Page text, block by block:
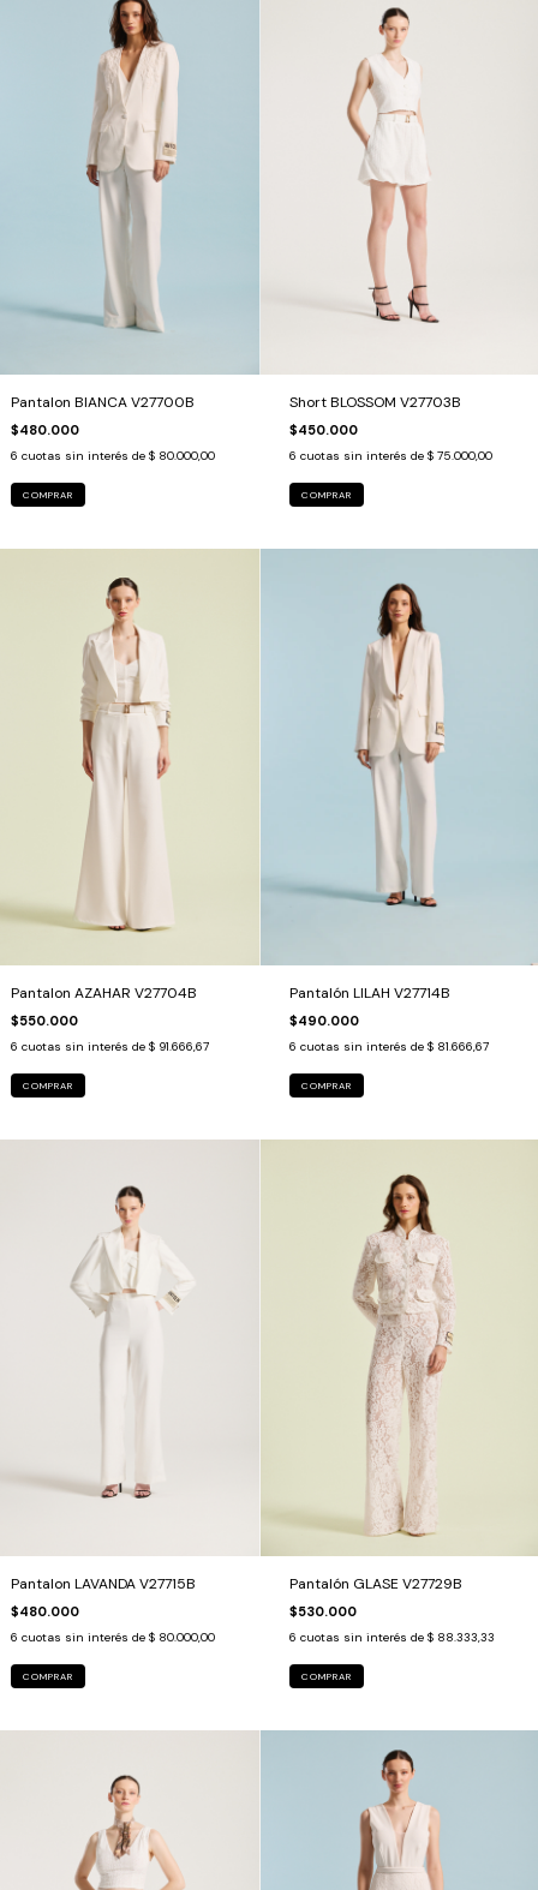
Pantalon BIANCA V27700B
$480.000
6 cuotas sin interés de $ 80.000,00
COMPRAR
Short BLOSSOM V27703B
$450.000
6 cuotas sin interés de $ 75.000,00
COMPRAR
Pantalon AZAHAR V27704B
$550.000
6 cuotas sin interés de $ 91.666,67
COMPRAR
Pantalón LILAH V27714B
$490.000
6 cuotas sin interés de $ 81.666,67
COMPRAR
Pantalon LAVANDA V27715B
$480.000
6 cuotas sin interés de $ 80.000,00
COMPRAR
Pantalón GLASE V27729B
$530.000
6 cuotas sin interés de $ 88.333,33
COMPRAR